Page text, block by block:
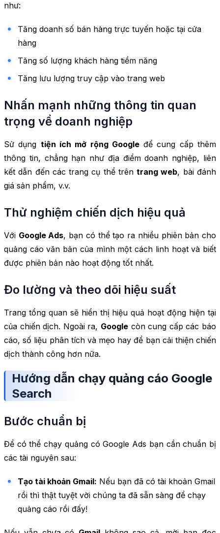
như:
Tăng doanh số bán hàng trực tuyến hoặc tại cửa
hàng
Tăng số lượng khách hàng tiềm năng
Tăng lưu lượng truy cập vào trang web
Nhấn mạnh những thông tin quan
trọng về doanh nghiệp
Sử dụng tiện ích mở rộng Googleđể cung cấp thêm
thông tin, chẳng hạn như địa điểm doanh nghiệp, liên
kết dẫn đến các trang cụ thể trêntrang web, bài đánh
giá sản phẩm, v.v.
Thử nghiệm chiến dịch hiệu quả
Với Google Ads, bạn có thể tạo ra nhiều phiên bản cho
quảng cáo văn bản của mình một cách linh hoạt và biết
được phiên bản nào hoạt động tốt nhất.
Đo lường và theo dõi hiệu suất
Trang tổng quan sẽ hiển thị hiệu quả hoạt động hiện tại
của chiến dịch. Ngoài ra, Google còn cung cấp các báo
cáo, số liệu phân tích và mẹo hay để bạn cải thiện chiến
dịch thành công hơn nữa.
Hướng dẫn chạy quảng cáo Google
Search
Bước chuẩn bị
Để có thể chạy quảng có Google Ads bạn cần chuẩn bị
các tài nguyên sau:
Tạo tài khoản Gmail: Nếu bạn đã có tài khoản Gmail
rồi thì thật tuyệt vời chúng ta đã sẵn sàng để chạy
quảng cáo rồi đấy!